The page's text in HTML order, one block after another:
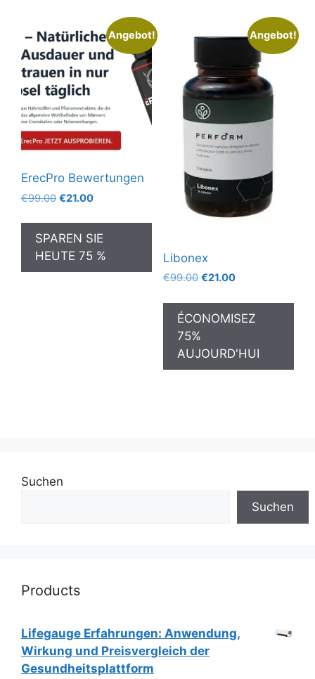
Angebot!
ErecPro Bewertungen
€99.00 Ursprünglicher
war:
€99.00
€21.00Aktueller
ist:
€21.00.
SPAREN SIE
HEUTE 75 %
Angebot!
Libonex
€99.00 Ursprünglicher
war:
€99.00
€21.00Aktueller
ist:
€21.00.
ÉCONOMISEZ
75%
AUJOURD'HUI
Suchen
Suchen
Products
Lifegauge Erfahrungen: Anwendung,
Wirkung und Preisvergleich der
Gesundheitsplattform